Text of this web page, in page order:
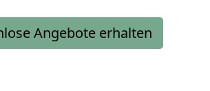
Angebote erhalten